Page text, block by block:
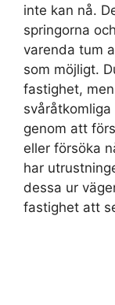
inte kan nå.
springorna
varenda tum
som möjligt.
fastighet,
genom att
eller försöka
har
dessa ur
fastighet att